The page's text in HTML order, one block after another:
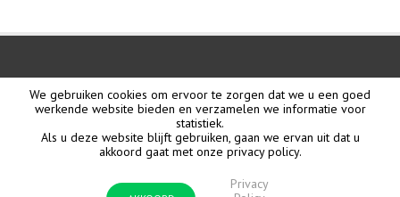
We gebruiken cookies om ervoor te zorgen dat we u een goed
werkende website bieden en verzamelen we informatie voor
statistiek.
Als u deze website blijft gebruiken, gaan we ervan uit dat u
akkoord gaat met onze privacy policy.
Privacy
Scala montage & afbouw ® 2018 -Privacy Policy - Realisatie website: